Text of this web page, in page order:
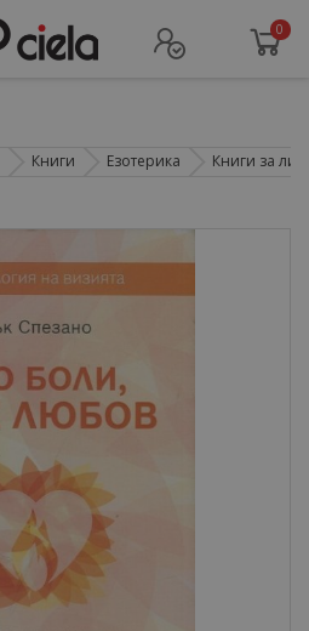
0
Книги Езотерика Книги за